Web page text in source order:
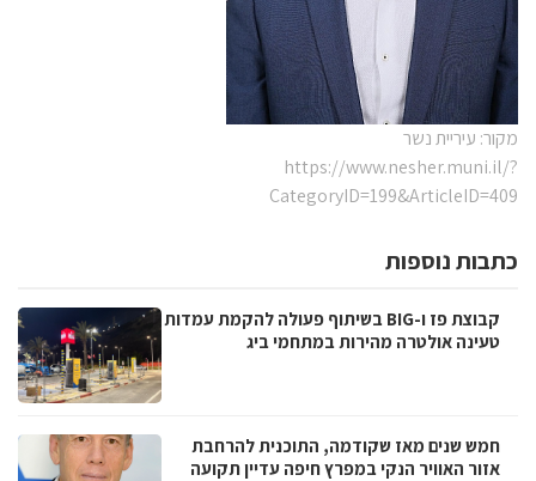
מקור: עיריית נשר
https://www.nesher.muni.il/?
CategoryID=199&ArticleID=409
כתבות נוספות
קבוצת פז ו-BIG בשיתוף פעולה להקמת עמדות
טעינה אולטרה מהירות במתחמי ביג
חמש שנים מאז שקודמה, התוכנית להרחבת
אזור האוויר הנקי במפרץ חיפה עדיין תקועה